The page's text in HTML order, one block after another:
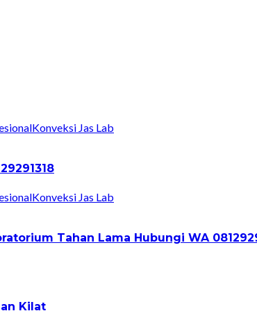
Konveksi Jas Lab
Konveksi Jas Lab
Tahan Lama Hubungi WA
Kilat